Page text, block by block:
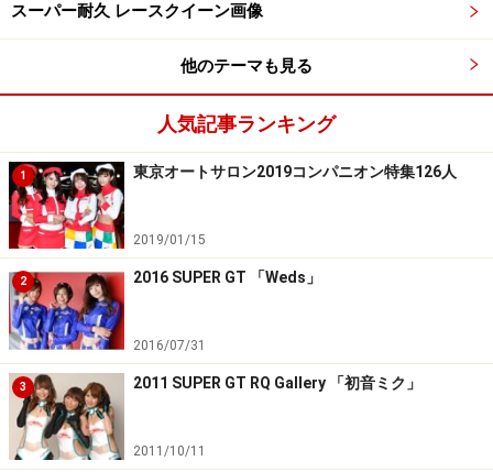
スーパー耐久 レースクイーン画像
他のテーマも見る
人気記事ランキング
1 東京オートサロン2019コンパニオン特集126人
2019/01/15
2 2016 SUPER GT 「Weds」
2016/07/31
3 2011 SUPER GT RQ Gallery 「初音ミク」
2011/10/11